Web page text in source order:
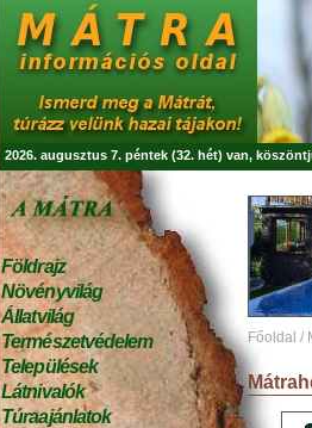
2026. augusztus 7. péntek (32. hét) van,
Földrajz
Növényvilág
Állatvilág
Természetvédelem
Települések
Látnivalók
Túraajánlatok
Főoldal /